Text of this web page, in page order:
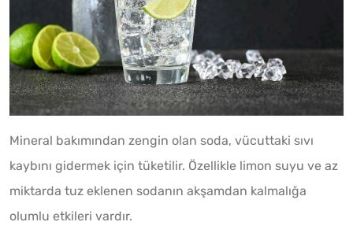
Mineral bakımından zengin olan soda, vücuttaki sıvı
kaybını gidermek için tüketilir. Özellikle limon suyu ve az
miktarda tuz eklenen sodanın akşamdan kalmalığa
olumlu etkileri vardır.